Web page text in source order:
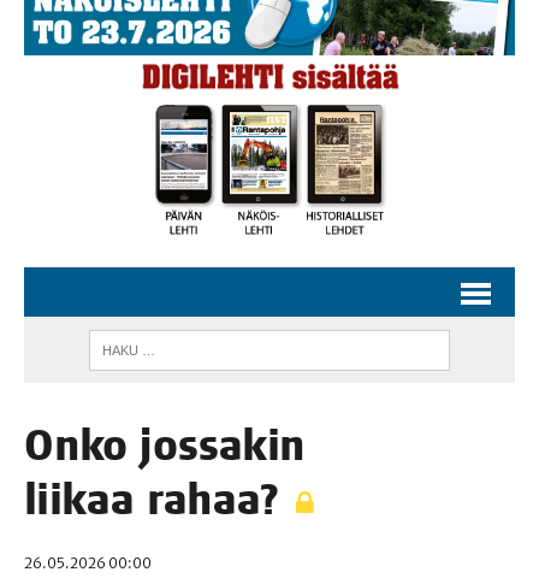
Onko jos­sa­kin
lii­kaa rahaa?
26.05.2026 00:00